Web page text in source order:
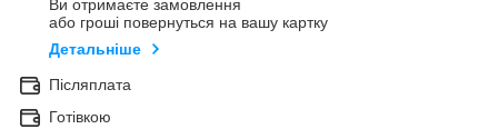
Ви отримаєте замовлення
або гроші повернуться на вашу картку
Детальніше
Післяплата
Готівкою